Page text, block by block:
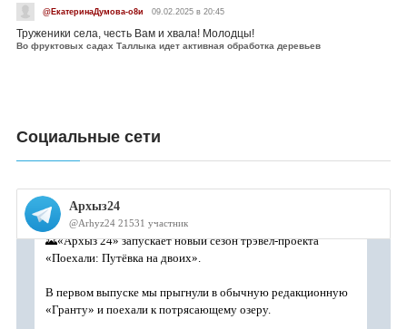
@ЕкатеринаДумова-о8и 09.02.2025 в 20:45
Труженики села, честь Вам и хвала! Молодцы!
Во фруктовых садах Таллыка идет активная обработка деревьев
Социальные сети